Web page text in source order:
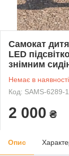
Самокат
LED
знімним
Немає в наявності
Код: SAMS-6289-
2 000 ₴
Опис